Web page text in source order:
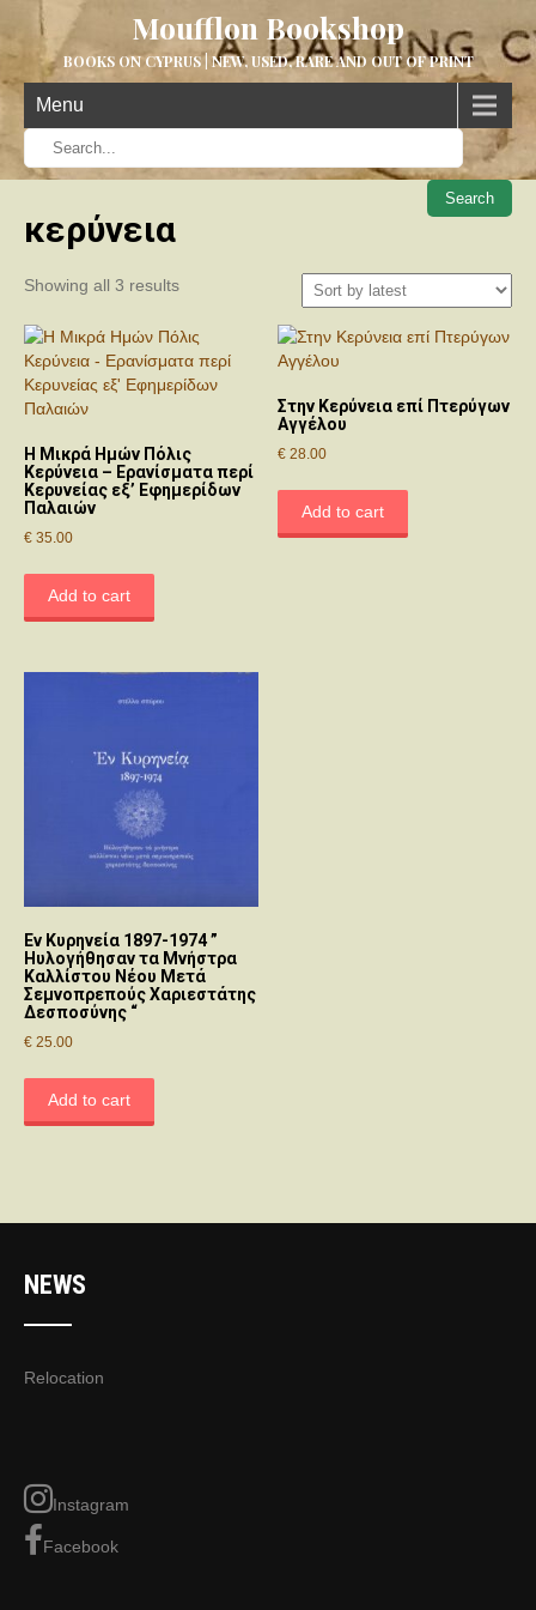
Moufflon Bookshop
BOOKS ON CYPRUS | NEW, USED, RARE AND OUT OF PRINT
Menu
When
κερύνεια
Showing all 3 resultsSorted
latest
Η Μικρά Ημών Πόλις
Κερύνεια – Ερανίσματα περί
Κερυνείας εξ’ Εφημερίδων
Παλαιών
€ 35.00
Add to cart
Στην Κερύνεια επί Πτερύγων
Αγγέλου
€ 28.00
Add to cart
Εν Κυρηνεία 1897-1974 ”
Ηυλογήθησαν τα Μνήστρα
Καλλίστου Νέου Μετά
Σεμνοπρεπούς Χαριεστάτης
Δεσποσύνης “
€ 25.00
Add to cart
NEWS
Relocation
Instagram
Facebook